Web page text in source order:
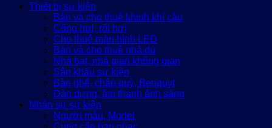
Thiết bị sự kiện
Bán và cho thuê khinh khí cầu
Cổng hơi, rối hơi
Cho thuê màn hình LED
Bán và cho thuê nhà dù
Nhà bạt, nhà giàn không gian
Sân khấu sự kiện
Bàn ghế, chân quỳ, Benquyt
Dàn dựng, âm thanh ánh sáng
Nhân sự sự kiện
Người mẫu, Model